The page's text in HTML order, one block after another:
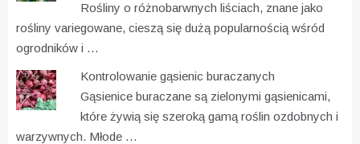
Rośliny o różnobarwnych liściach, znane jako
rośliny variegowane, cieszą się dużą popularnością wśród
ogrodników i …
Kontrolowanie gąsienic buraczanych
Gąsienice buraczane są zielonymi gąsienicami,
które żywią się szeroką gamą roślin ozdobnych i
warzywnych. Młode …